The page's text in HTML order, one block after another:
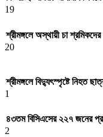
19
শ্রীমঙ্গলে অস্থায়ী চা
20
শ্রীমঙ্গলে বিদ্যুৎস্পৃষ্টে নিহত
1
৪৩তম বিসিএসের ২২৭ জনের
2